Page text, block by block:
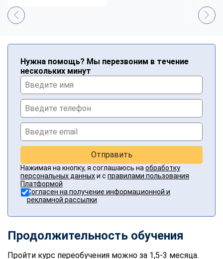
Нужна помощь? Мы перезвоним в течение
нескольких минут
Отправить
Нажимая на кнопку, я соглашаюсь на обработку
персональных данныхи с правилами пользования
Платформой
Согласен на получение информационной и
рекламной рассылки
Продолжительность обучения
Пройти курс переобучения можно за 1,5-3 месяца.